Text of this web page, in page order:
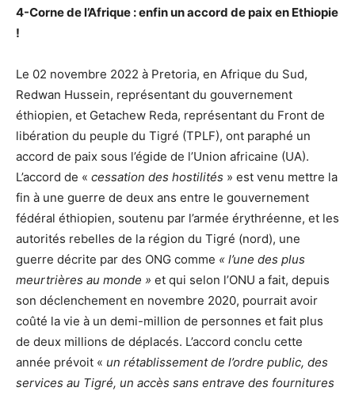
4-Corne de l’Afrique : enfin un accord de paix en Ethiopie
!
Le 02 novembre 2022 à Pretoria, en Afrique du Sud,
Redwan Hussein, représentant du gouvernement
éthiopien, et Getachew Reda, représentant du Front de
libération du peuple du Tigré (TPLF), ont paraphé un
accord de paix sous l’égide de l’Union africaine (UA).
L’accord de « cessation des hostilités » est venu mettre la
fin à une guerre de deux ans entre le gouvernement
fédéral éthiopien, soutenu par l’armée érythréenne, et les
autorités rebelles de la région du Tigré (nord), une
guerre décrite par des ONG comme « l’une des plus
meurtrières au monde » et qui selon l’ONU a fait, depuis
son déclenchement en novembre 2020, pourrait avoir
coûté la vie à un demi-million de personnes et fait plus
de deux millions de déplacés. L’accord conclu cette
année prévoit « un rétablissement de l’ordre public, des
services au Tigré, un accès sans entrave des fournitures